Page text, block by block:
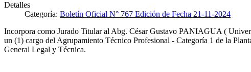
Detalles
Categoría: Boletín Oficial N° 767 Edición de Fecha 21-11-2024
Incorpora como Jurado Titular al Abg. César Gustavo PANIAGUA (
un (1) cargo del Agrupamiento Técnico Profesional - Categoría 1 de la
General Legal y Técnica.